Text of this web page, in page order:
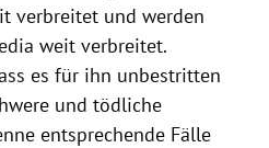
verbreitet und werden
weit verbreitet.
es für ihn unbestritten
und tödliche
entsprechende Fälle